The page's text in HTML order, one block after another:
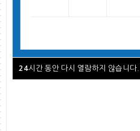
24시간 동안 다시 열람하지 않습니다.